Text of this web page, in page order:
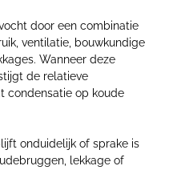
door een combinatie
ventilatie, bouwkundige
Wanneer deze
de relatieve
condensatie op koude
onduidelijk of sprake is
lekkage of